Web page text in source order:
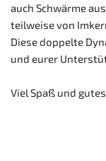
auch Schwärme
teilweise von
Diese doppelte
und eurer
Viel Spaß und